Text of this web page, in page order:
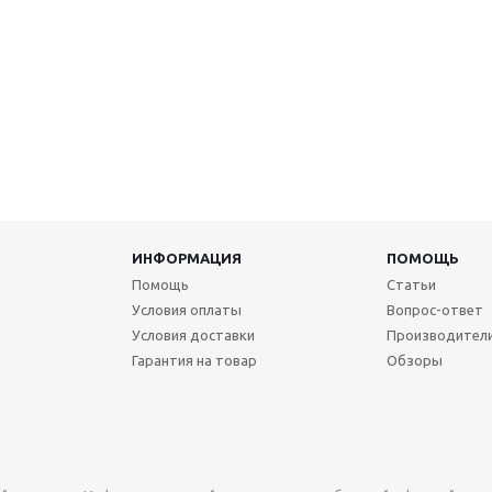
ИНФОРМАЦИЯ
ПОМОЩЬ
Помощь
Условия оплаты
Условия доставки
Гарантия на товар
Статьи
Вопрос-ответ
Обзоры